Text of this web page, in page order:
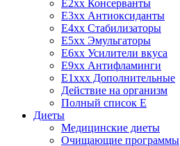
E2xx Консерванты
E3xx Антиоксиданты
E4xx Стабилизаторы
E5xx Эмульгаторы
E6xx Усилители вкуса
E9xx Антифламинги
E1xxx Дополнительные
Действие на организм
Полный список E
Диеты
Медицинские диеты
Очищающие программы